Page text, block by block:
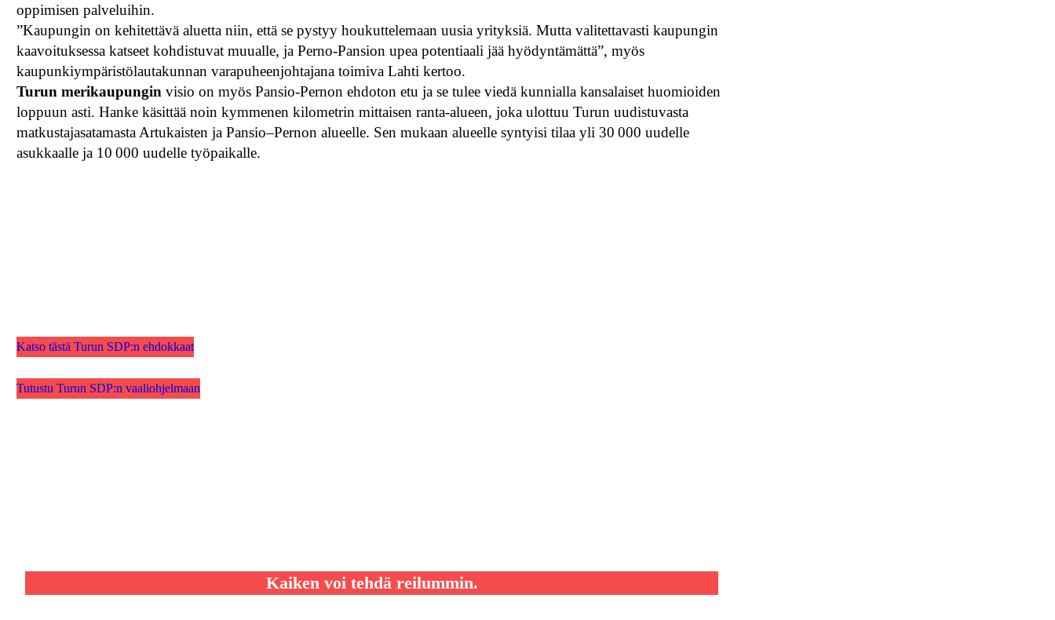
oppimisen palveluihin.
”Kaupungin on kehitettävä aluetta niin, että se pystyy houkuttelemaan uusia yrityksiä. Mutta valitettavasti kaupungin
kaavoituksessa katseet kohdistuvat muualle, ja Perno-Pansion upea potentiaali jää hyödyntämättä”, myös
kaupunkiympäristölautakunnan varapuheenjohtajana toimiva Lahti kertoo.
Turun merikaupungin visio on myös Pansio-Pernon ehdoton etu ja se tulee viedä kunnialla kansalaiset huomioiden
loppuun asti. Hanke käsittää noin kymmenen kilometrin mittaisen ranta-alueen, joka ulottuu Turun uudistuvasta
matkustajasatamasta Artukaisten ja Pansio–Pernon alueelle. Sen mukaan alueelle syntyisi tilaa yli 30 000 uudelle
asukkaalle ja 10 000 uudelle työpaikalle.
Katso tästä Turun SDP:n ehdokkaat
Tutustu Turun SDP:n vaaliohjelmaan
Kaiken voi tehdä reilummin.